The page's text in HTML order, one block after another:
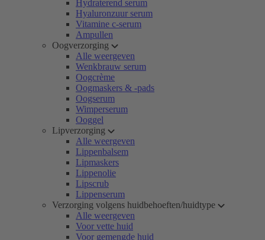
Hydraterend serum
Hyaluronzuur serum
Vitamine c-serum
Ampullen
Oogverzorging
Alle weergeven
Wenkbrauw serum
Oogcrème
Oogmaskers & -pads
Oogserum
Wimperserum
Ooggel
Lipverzorging
Alle weergeven
Lippenbalsem
Lipmaskers
Lippenolie
Lipscrub
Lippenserum
Verzorging volgens huidbehoeften/huidtype
Alle weergeven
Voor vette huid
Voor gemengde huid